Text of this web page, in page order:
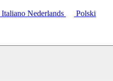
Italiano Nederlands
Polski